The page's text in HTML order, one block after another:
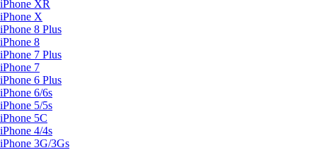
iPhone XR
iPhone X
iPhone 8 Plus
iPhone 8
iPhone 7 Plus
iPhone 7
iPhone 6 Plus
iPhone 6/6s
iPhone 5/5s
iPhone 5C
iPhone 4/4s
iPhone 3G/3Gs